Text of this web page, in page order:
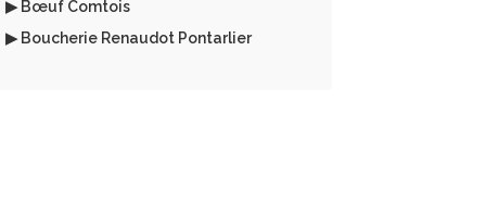
▶ Bœuf Comtois
▶ Boucherie Renaudot Pontarlier